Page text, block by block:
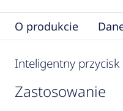
O produkcie
Inteligentny przycisk
zastosowanie